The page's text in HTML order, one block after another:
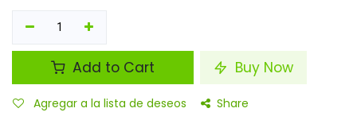
Add to Cart Buy Now
Agregar a la lista de deseos Share